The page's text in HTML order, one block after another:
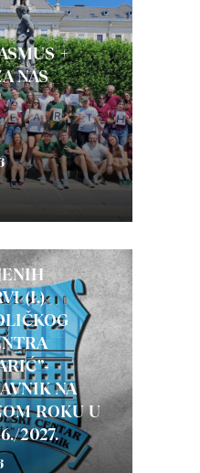
+
NAS
(I.)
NA
ROKU U
2027.